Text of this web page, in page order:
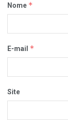
Nome *
E-mail *
Site